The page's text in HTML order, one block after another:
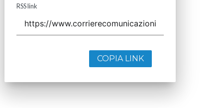
RSS link
COPIA LINK